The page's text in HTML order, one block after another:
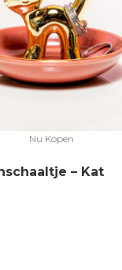
Nu Kopen
– Kat